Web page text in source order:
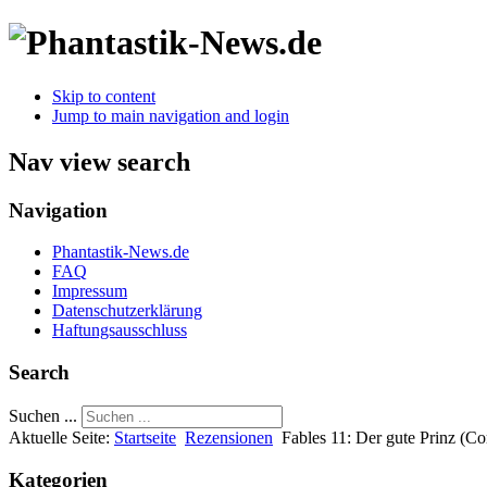
Skip to content
Jump to main navigation and login
Nav view search
Navigation
Phantastik-News.de
FAQ
Impressum
Datenschutzerklärung
Haftungsausschluss
Search
Suchen ...
Aktuelle Seite: Startseite Rezensionen Fables 11: Der gute Prinz
Kategorien